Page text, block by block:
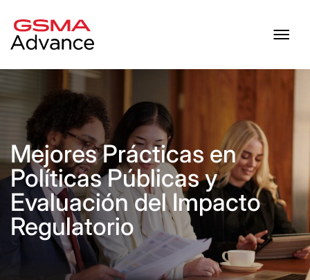
Mejores Prácticas en
Políticas Públicas y
Evaluación del Impacto
Regulatorio